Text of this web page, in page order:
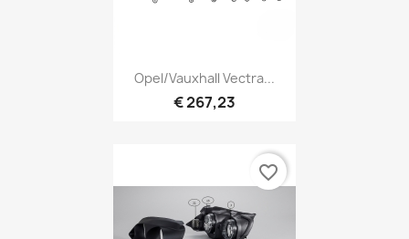
Opel/Vauxhall Vectra...
€ 267,23
favorite_border